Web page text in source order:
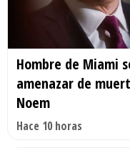
Hombre de Miami
amenazar de
Noem
Hace 10 horas